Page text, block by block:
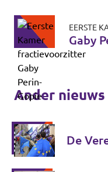
EERSTE
Gaby
Ander nieuws
De